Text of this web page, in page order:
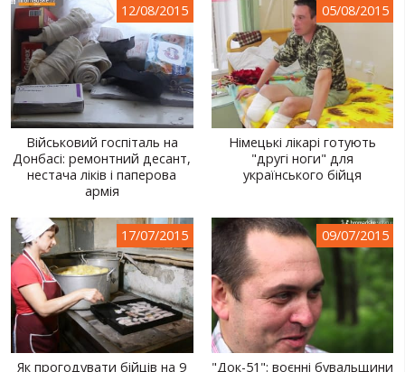
12/08/2015
Військовий госпіталь на
Донбасі: ремонтний десант,
нестача ліків і паперова
армія
05/08/2015
Німецькі лікарі готують
"другі ноги" для
українського бійця
17/07/2015
Як прогодувати бійців на 9
09/07/2015
"Док-51": воєнні бувальщини